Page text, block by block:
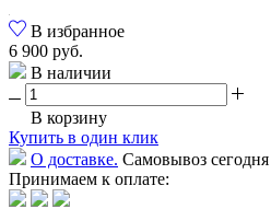
В избранное
6 900 руб.
В наличии
В корзину
Купить в один клик
О доставке. Самовывоз
Принимаем к оплате: